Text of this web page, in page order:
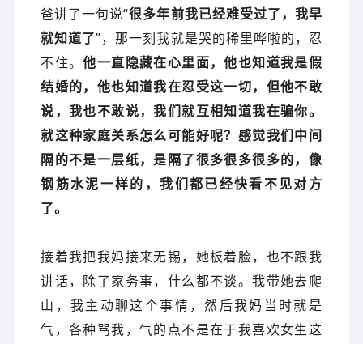
爸讲了一句说“很多年前我已经难受过了，我早
就知道了”，那一刻我就是哭的稀里哗啦的，忍
不住。他一直隐藏在心里面，他也知道我是假
结婚的，他也知道我在忍受这一切，但他不敢
说，我也不敢说，我们就互相知道我在骗你。
就这种家庭关系怎么可能好呢？感觉我们中间
隔的不是一层纸，是隔了很多很多很多的，像
钢筋水泥一样的，我们都已经快看不见对方
了。
接着我把我妈接来无锡，她板着脸，也不跟我
讲话，除了家务事，什么都不谈。我带她去爬
山，我主动聊这个事情，然后我妈当时就是
气，各种骂我，气的点不是在于我喜欢女生这